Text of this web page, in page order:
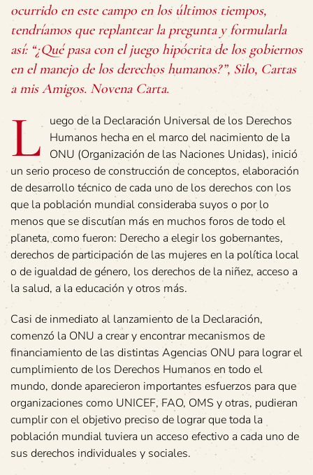
ocurrido en este campo en los últimos tiempos,
tendríamos que replantear la pregunta y formularla
así: “¿Qué pasa con el juego hipócrita de los gobiernos
en el manejo de los derechos humanos?”, Silo, Cartas
a mis Amigos. Novena Carta.
L
uego de la Declaración Universal de los Derechos
Humanos hecha en el marco del nacimiento de la
ONU (Organización de las Naciones Unidas), inició
un serio proceso de construcción de conceptos, elaboración
de desarrollo técnico de cada uno de los derechos con los
que la población mundial consideraba suyos o por lo
menos que se discutían más en muchos foros de todo el
planeta, como fueron: Derecho a elegir los gobernantes,
derechos de participación de las mujeres en la política local
o de igualdad de género, los derechos de la niñez, acceso a
la salud, a la educación y otros más.
Casi de inmediato al lanzamiento de la Declaración,
comenzó la ONU a crear y encontrar mecanismos de
financiamiento de las distintas Agencias ONU para lograr el
cumplimiento de los Derechos Humanos en todo el
mundo, donde aparecieron importantes esfuerzos para que
organizaciones como UNICEF, FAO, OMS y otras, pudieran
cumplir con el objetivo preciso de lograr que toda la
población mundial tuviera un acceso efectivo a cada uno de
sus derechos individuales y sociales.